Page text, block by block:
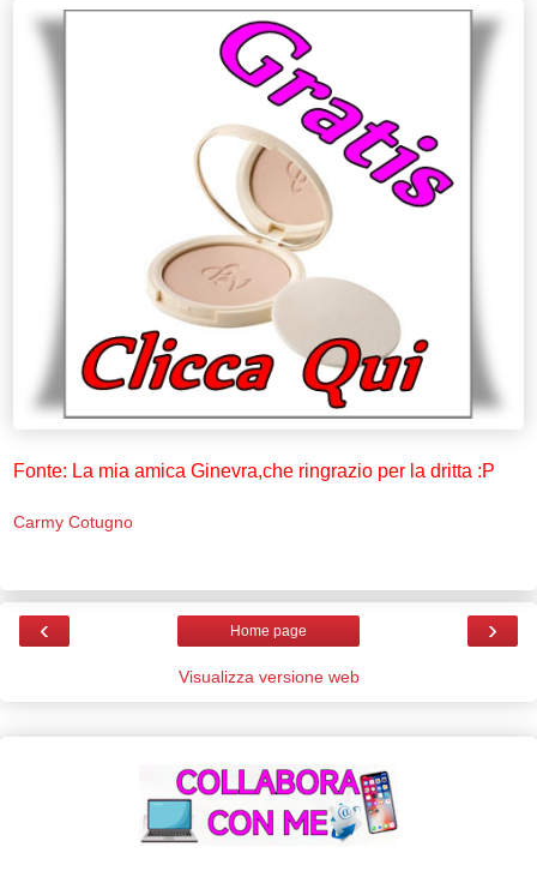
Fonte: La mia amica Ginevra,che ringrazio per la dritta :P
Carmy Cotugno
‹ ›
Home page
Visualizza versione web